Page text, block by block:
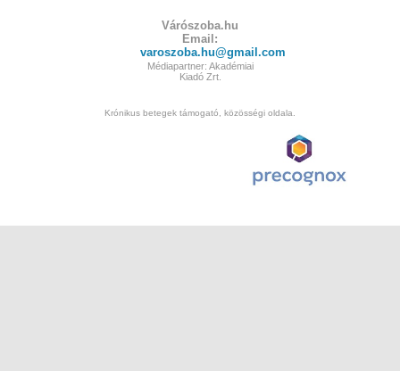
Várószoba.hu
Email:
varoszoba.hu@gmail.com
Médiapartner: Akadémiai
Kiadó Zrt.
Krónikus betegek támogató, közösségi oldala.